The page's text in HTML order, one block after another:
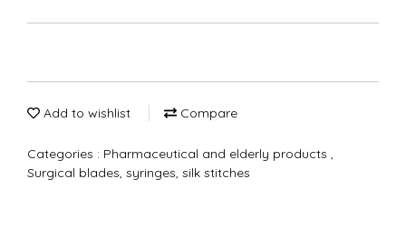
Add to wishlist Compare
Categories : Pharmaceutical and elderly products ,
Surgical blades, syringes, silk stitches